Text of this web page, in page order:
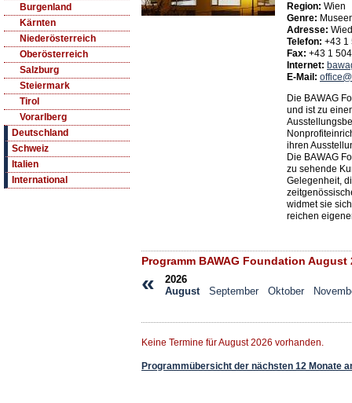
Burgenland
Kärnten
Niederösterreich
Oberösterreich
Salzburg
Steiermark
Tirol
Vorarlberg
Deutschland
Schweiz
Italien
International
Region: Wien
Genre:
Adresse:
Telefon: +43 1
Fax: +43 1
Internet:
E-Mail:
Die BAWAG
und ist zu
ihren
Die BAWAG
zu sehende
Gelegenheit,
widmet sie
reichen
Programm BAWAG Foundation August
«
2026
August
September Oktober
Keine Termine für August 2026 vorhanden.
Programmübersicht der nächsten 12 Monate